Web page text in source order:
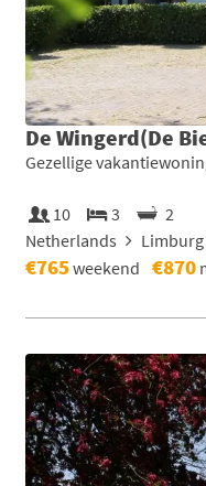
De Wingerd(De
Gezellige
10 3
2
Netherlands
Limburg
€765weekend €870